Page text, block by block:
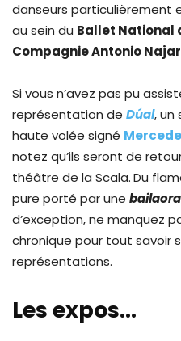
danseurs particulièrement
au sein du Ballet National
Compagnie Antonio
Si vous n’avez pas pu
représentation de Dúal, un
haute volée signé
notez qu’ils seront de
théâtre de la Scala.Du
pure porté par une bailaora
d’exception, ne manquez
chronique pour tout savoir
représentations.
Les expos…